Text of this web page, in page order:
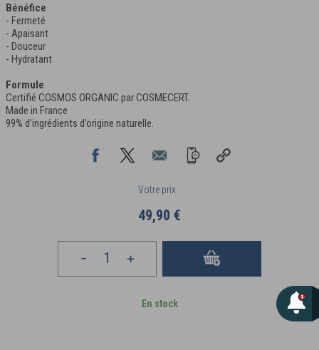
Bénéfice
- Fermeté
- Apaisant
- Douceur
- Hydratant
Formule
Certifié COSMOS ORGANIC par COSMECERT.
Made in France
99% d’ingrédients d’origine naturelle.
Votre prix
49,90 €
En stock